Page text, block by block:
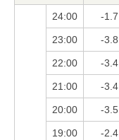
24:00 -1.7
23:00 -3.8
22:00 -3.4
21:00 -3.4
20:00 -3.5
19:00 -2.4